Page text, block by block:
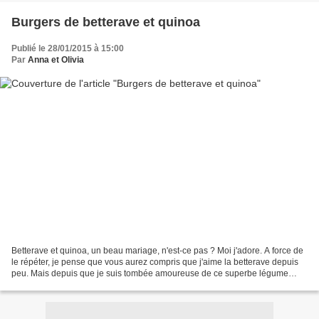
Burgers de betterave et quinoa
Publié le 28/01/2015 à 15:00
Par Anna et Olivia
Betterave et quinoa, un beau mariage, n'est-ce pas ? Moi j'adore. A force de
le répéter, je pense que vous aurez compris que j'aime la betterave depuis
peu. Mais depuis que je suis tombée amoureuse de ce superbe légume